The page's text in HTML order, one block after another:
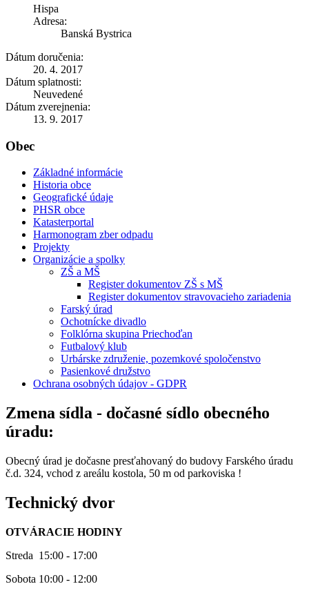
Hispa
Adresa:
Banská Bystrica
Dátum doručenia:
20. 4. 2017
Dátum splatnosti:
Neuvedené
Dátum zverejnenia:
13. 9. 2017
Obec
Základné informácie
Historia obce
Geografické údaje
PHSR obce
Katasterportal
Harmonogram zber odpadu
Projekty
Organizácie a spolky
ZŠ a MŠ
Register dokumentov ZŠ s MŠ
Register dokumentov stravovacieho zariadenia
Farský úrad
Ochotnícke divadlo
Folklórna skupina Priechoďan
Futbalový klub
Urbárske združenie, pozemkové spoločenstvo
Pasienkové družstvo
Ochrana osobných údajov - GDPR
Zmena sídla - dočasné sídlo obecného
úradu:
Obecný úrad je dočasne presťahovaný do budovy Farského úradu
č.d. 324, vchod z areálu kostola, 50 m od parkoviska !
Technický dvor
OTVÁRACIE HODINY
Streda 15:00 - 17:00
Sobota 10:00 - 12:00